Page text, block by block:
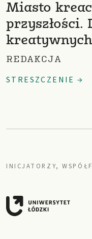
Miasto
przyszłości.
kreatywnych
REDAKCJA
STRESZCZENIE →
INICJATORZY,